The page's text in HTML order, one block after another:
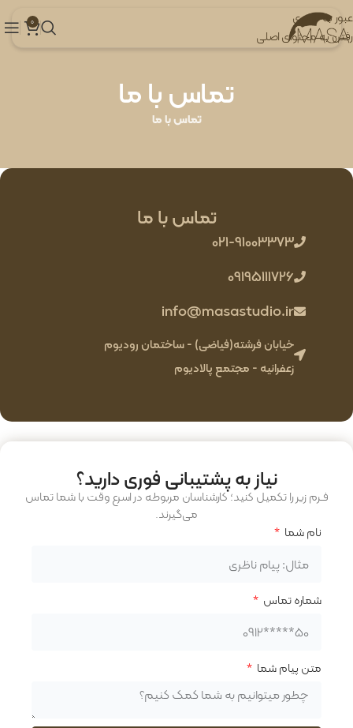
عبور به ناوبری
رفتن به محتوای اصلی
0
تماس با ما
تماس با ما
تماس با ما
021-91003373
09195111726
info@masastudio.ir
خیابان فرشته(فیاضی) - ساختمان رودیوم
زعفرانیه - مجتمع پالادیوم
نیاز به پشتیبانی فوری دارید؟
فـرم زیر را تکمیل کنید؛ کارشناسان مربوطه در اسرع وقت با شما تماس
می‌گیرند.
نام شما
شماره تماس
متن پیام شما